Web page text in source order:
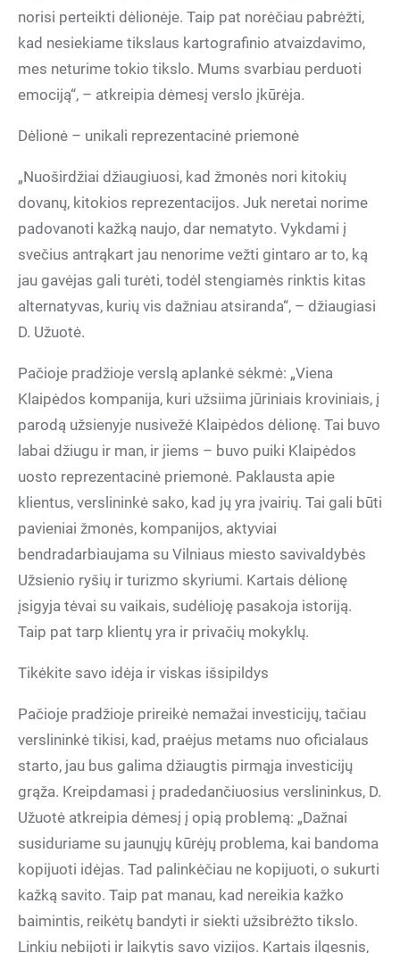
norisi perteikti dėlionėje. Taip pat norėčiau pabrėžti,
kad nesiekiame tikslaus kartografinio atvaizdavimo,
mes neturime tokio tikslo. Mums svarbiau perduoti
emociją“, – atkreipia dėmesį verslo įkūrėja.
Dėlionė – unikali reprezentacinė priemonė
„Nuoširdžiai džiaugiuosi, kad žmonės nori kitokių
dovanų, kitokios reprezentacijos. Juk neretai norime
padovanoti kažką naujo, dar nematyto. Vykdami į
svečius antrąkart jau nenorime vežti gintaro ar to, ką
jau gavėjas gali turėti, todėl stengiamės rinktis kitas
alternatyvas, kurių vis dažniau atsiranda“, – džiaugiasi
D. Užuotė.
Pačioje pradžioje verslą aplankė sėkmė: „Viena
Klaipėdos kompanija, kuri užsiima jūriniais kroviniais, į
parodą užsienyje nusivežė Klaipėdos dėlionę. Tai buvo
labai džiugu ir man, ir jiems – buvo puiki Klaipėdos
uosto reprezentacinė priemonė. Paklausta apie
klientus, verslininkė sako, kad jų yra įvairių. Tai gali būti
pavieniai žmonės, kompanijos, aktyviai
bendradarbiaujama su Vilniaus miesto savivaldybės
Užsienio ryšių ir turizmo skyriumi. Kartais dėlionę
įsigyja tėvai su vaikais, sudėlioję pasakoja istoriją.
Taip pat tarp klientų yra ir privačių mokyklų.
Tikėkite savo idėja ir viskas išsipildys
Pačioje pradžioje prireikė nemažai investicijų, tačiau
verslininkė tikisi, kad, praėjus metams nuo oficialaus
starto, jau bus galima džiaugtis pirmąja investicijų
grąža. Kreipdamasi į pradedančiuosius verslininkus, D.
Užuotė atkreipia dėmesį į opią problemą: „Dažnai
susiduriame su jaunųjų kūrėjų problema, kai bandoma
kopijuoti idėjas. Tad palinkėčiau ne kopijuoti, o sukurti
kažką savito. Taip pat manau, kad nereikia kažko
baimintis, reikėtų bandyti ir siekti užsibrėžto tikslo.
Linkiu nebijoti ir laikytis savo vizijos. Kartais ilgesnis,